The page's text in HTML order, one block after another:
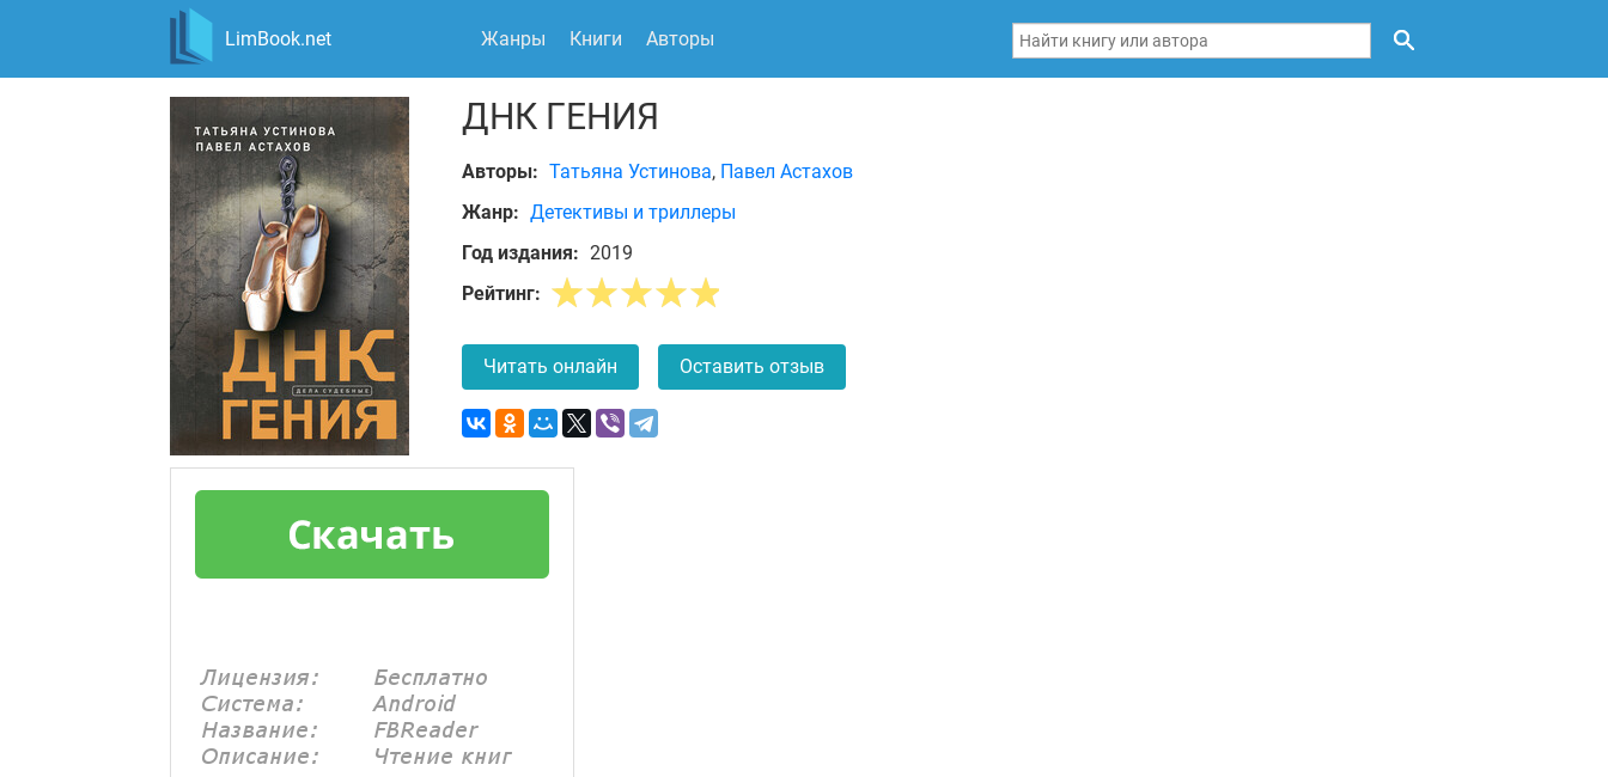
LimBook.net Жанры Книги Авторы
ДНК ГЕНИЯ
Авторы: Татьяна Устинова, Павел Астахов
Жанр: Детективы и триллеры
Год издания: 2019
Рейтинг:
Читать онлайн Оставить отзыв